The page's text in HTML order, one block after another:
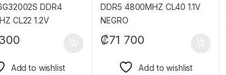
Add to wishlist
₡71 700
Add to wishlist